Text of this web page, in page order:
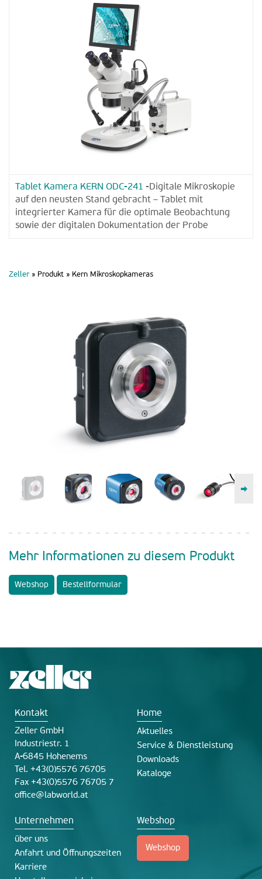
Tablet Kamera KERN ODC-241 -Digitale Mikroskopie
auf den neusten Stand gebracht – Tablet mit
integrierter Kamera für die optimale Beobachtung
sowie der digitalen Dokumentation der Probe
Zeller» Produkt » Kern Mikroskopkameras
Mehr Informationen zu diesem Produkt
Webshop Bestellformular
Kontakt
Zeller GmbH
Industriestr. 1
A-6845 Hohenems
Tel. +43(0)5576 76705
Fax +43(0)5576 76705 7
office@labworld.at
Home
Aktuelles
Service & Dienstleistung
Downloads
Kataloge
Unternehmen
über uns
Anfahrt und Öffnungszeiten
Karriere
Webshop
Webshop